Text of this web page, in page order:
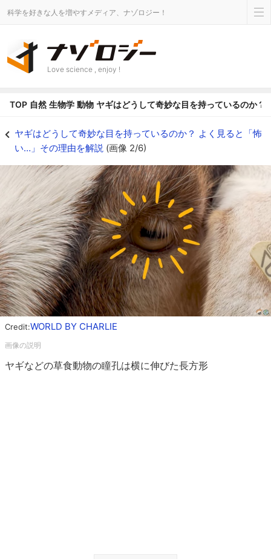
科学を好きな人を増やすメディア、ナゾロジー！
Love science , enjoy !
TOP 自然 生物学 動物 ヤギはどうして奇妙な目を持っているのか
ヤギはどうして奇妙な目を持っているのか？ よく見ると「怖
い…」その理由を解説 (画像 2/6)
Credit:WORLD BY CHARLIE
ヤギなどの草食動物の瞳孔は横に伸びた長方形